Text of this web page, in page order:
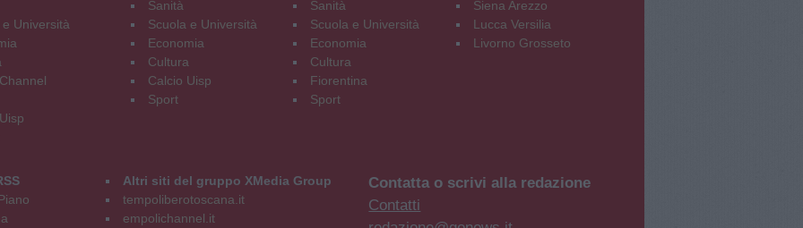
e Università
Sanità
Scuola e Università
Economia
Cultura
Calcio Uisp
Sport
Sanità
Scuola e Università
Economia
Cultura
Fiorentina
Sport
Siena Arezzo
Lucca Versilia
Livorno Grosseto
Altri siti del gruppo XMedia Group
tempoliberotoscana.it
empolichannel.it
Contatta o scrivi alla redazione
Contatti